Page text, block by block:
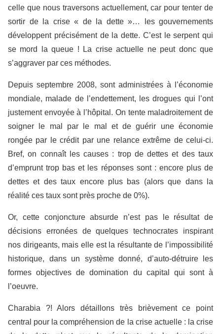
celle que nous traversons actuellement, car pour tenter de
sortir de la crise « de la dette »… les gouvernements
développent précisément de la dette. C’est le serpent qui
se mord la queue ! La crise actuelle ne peut donc que
s’aggraver par ces méthodes.
Depuis septembre 2008, sont administrées à l’économie
mondiale, malade de l’endettement, les drogues qui l’ont
justement envoyée à l’hôpital. On tente maladroitement de
soigner le mal par le mal et de guérir une économie
rongée par le crédit par une relance extrême de celui-ci.
Bref, on connaît les causes : trop de dettes et des taux
d’emprunt trop bas et les réponses sont : encore plus de
dettes et des taux encore plus bas (alors que dans la
réalité ces taux sont près proche de 0%).
Or, cette conjoncture absurde n’est pas le résultat de
décisions erronées de quelques technocrates inspirant
nos dirigeants, mais elle est la résultante de l’impossibilité
historique, dans un système donné, d’auto-détruire les
formes objectives de domination du capital qui sont à
l’oeuvre.
Charabia ?! Alors détaillons très brièvement ce point
central pour la compréhension de la crise actuelle : la crise